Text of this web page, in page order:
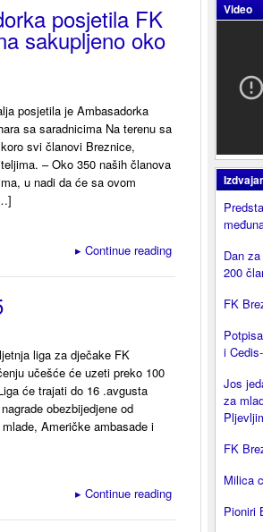
posjetila FK
sakupljeno oko
posjetila je Ambasadorka
sa saradnicima Na terenu sa
svi članovi Breznice,
– Oko 350 naših članova
u nadi da će sa ovom
▸ Continue reading
liga za dječake FK
učešće će uzeti preko 100
će trajati do 16 .avgusta
obezbijedjene od
Američke ambasade i
▸ Continue reading
Video
Dan
200
FK
i
Jos
za
FK
Milica
Pioniri